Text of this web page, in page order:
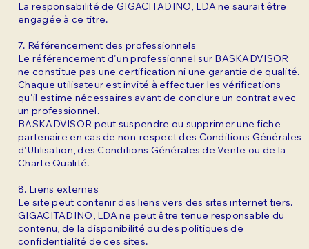
La responsabilité de GIGACITADINO, LDA ne saurait être
engagée à ce titre.
7. Référencement des professionnels
Le référencement d'un professionnel sur BASKADVISOR
ne constitue pas une certification ni une garantie de qualité.
Chaque utilisateur est invité à effectuer les vérifications
qu'il estime nécessaires avant de conclure un contrat avec
un professionnel.
BASKADVISOR peut suspendre ou supprimer une fiche
partenaire en cas de non-respect des Conditions Générales
d'Utilisation, des Conditions Générales de Vente ou de la
Charte Qualité.
8. Liens externes
Le site peut contenir des liens vers des sites internet tiers.
GIGACITADINO, LDA ne peut être tenue responsable du
contenu, de la disponibilité ou des politiques de
confidentialité de ces sites.